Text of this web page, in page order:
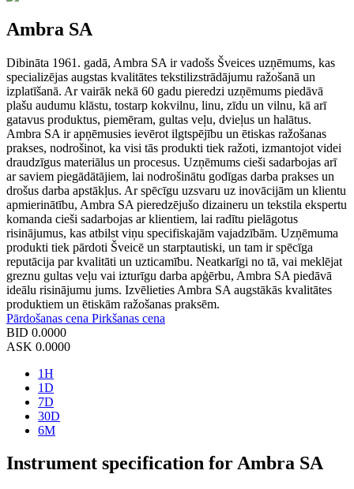
Ambra SA
Dibināta 1961. gadā, Ambra SA ir vadošs Šveices uzņēmums, kas
specializējas augstas kvalitātes tekstilizstrādājumu ražošanā un
izplatīšanā. Ar vairāk nekā 60 gadu pieredzi uzņēmums piedāvā
plašu audumu klāstu, tostarp kokvilnu, linu, zīdu un vilnu, kā arī
gatavus produktus, piemēram, gultas veļu, dvieļus un halātus.
Ambra SA ir apņēmusies ievērot ilgtspējību un ētiskas ražošanas
prakses, nodrošinot, ka visi tās produkti tiek ražoti, izmantojot videi
draudzīgus materiālus un procesus. Uzņēmums cieši sadarbojas arī
ar saviem piegādātājiem, lai nodrošinātu godīgas darba prakses un
drošus darba apstākļus. Ar spēcīgu uzsvaru uz inovācijām un klientu
apmierinātību, Ambra SA pieredzējušo dizaineru un tekstila ekspertu
komanda cieši sadarbojas ar klientiem, lai radītu pielāgotus
risinājumus, kas atbilst viņu specifiskajām vajadzībām. Uzņēmuma
produkti tiek pārdoti Šveicē un starptautiski, un tam ir spēcīga
reputācija par kvalitāti un uzticamību. Neatkarīgi no tā, vai meklējat
greznu gultas veļu vai izturīgu darba apģērbu, Ambra SA piedāvā
ideālu risinājumu jums. Izvēlieties Ambra SA augstākās kvalitātes
produktiem un ētiskām ražošanas praksēm.
Pārdošanas cena Pirkšanas cena
BID 0.0000
ASK 0.0000
1H
1D
7D
30D
6M
Instrument specification for Ambra SA